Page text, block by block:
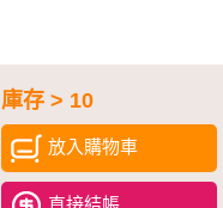
庫存 > 10
放入購物車
直接結帳